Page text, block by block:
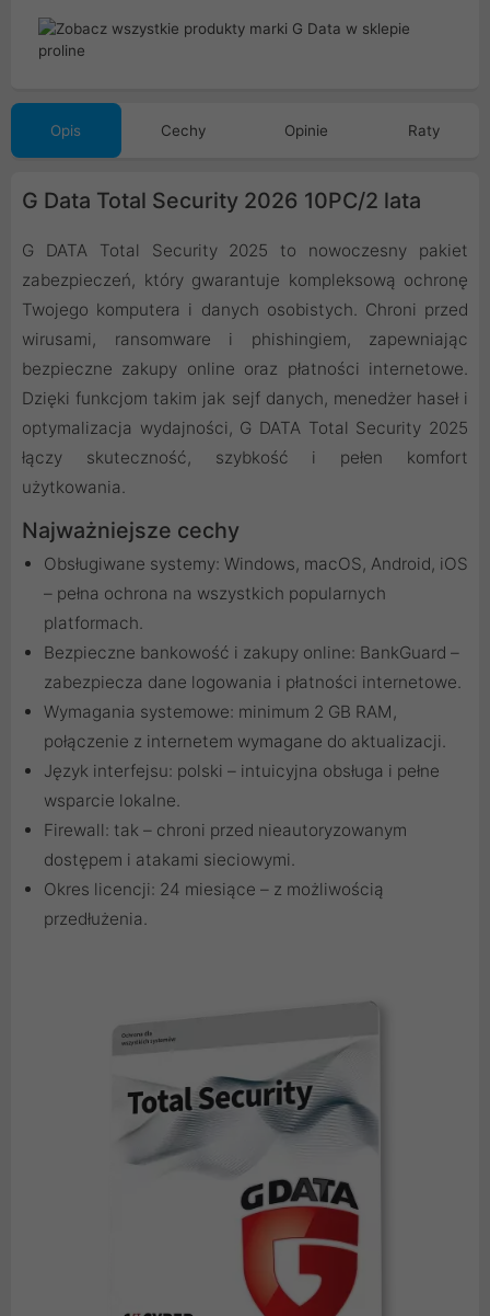
Opis Cechy Opinie Raty
G Data Total Security 2026 10PC/2 lata
G DATA Total Security 2025 to nowoczesny pakiet
zabezpieczeń, który gwarantuje kompleksową ochronę
Twojego komputera i danych osobistych. Chroni przed
wirusami, ransomware i phishingiem, zapewniając
bezpieczne zakupy online oraz płatności internetowe.
Dzięki funkcjom takim jak sejf danych, menedżer haseł i
optymalizacja wydajności, G DATA Total Security 2025
łączy skuteczność, szybkość i pełen komfort
użytkowania.
Najważniejsze cechy
Obsługiwane systemy: Windows, macOS, Android, iOS
– pełna ochrona na wszystkich popularnych
platformach.
Bezpieczne bankowość i zakupy online: BankGuard –
zabezpiecza dane logowania i płatności internetowe.
Wymagania systemowe: minimum 2 GB RAM,
połączenie z internetem wymagane do aktualizacji.
Język interfejsu: polski – intuicyjna obsługa i pełne
wsparcie lokalne.
Firewall: tak – chroni przed nieautoryzowanym
dostępem i atakami sieciowymi.
Okres licencji: 24 miesiące – z możliwością
przedłużenia.